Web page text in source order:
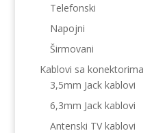
Telefonski
Napojni
Širmovani
Kablovi sa konektorima
3,5mm Jack kablovi
6,3mm Jack kablovi
Antenski TV kablovi